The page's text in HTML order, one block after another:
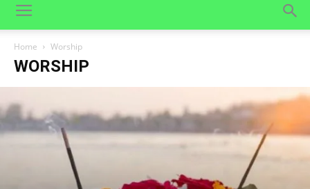
Home Worship
WORSHIP